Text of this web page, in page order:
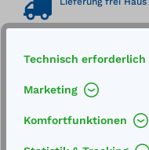
Technisch erforderlich
Marketing
Komfortfunktionen